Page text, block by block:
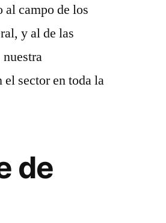
al campo de los
y al de las
el sector en toda la
de